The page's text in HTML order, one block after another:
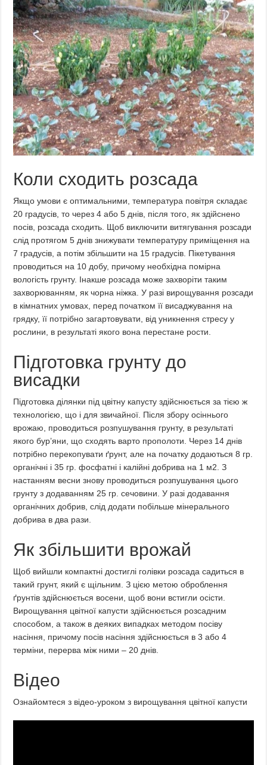
Коли сходить розсада
Якщо умови є оптимальними, температура повітря складає
20 градусів, то через 4 або 5 днів, після того, як здійснено
посів, розсада сходить. Щоб виключити витягування розсади
слід протягом 5 днів знижувати температуру приміщення на
7 градусів, а потім збільшити на 15 градусів. Пікетування
проводиться на 10 добу, причому необхідна помірна
вологість грунту. Інакше розсада може захворіти таким
захворюванням, як чорна ніжка. У разі вирощування розсади
в кімнатних умовах, перед початком її висаджування на
грядку, її потрібно загартовувати, від уникнення стресу у
рослини, в результаті якого вона перестане рости.
Підготовка грунту до
висадки
Підготовка ділянки під цвітну капусту здійснюється за тією ж
технологією, що і для звичайної. Після збору осіннього
врожаю, проводиться розпушування грунту, в результаті
якого бур’яни, що сходять варто прополоти. Через 14 днів
потрібно перекопувати ґрунт, але на початку додаються 8 гр.
органічні і 35 гр. фосфатні і калійні добрива на 1 м2. З
настанням весни знову проводиться розпушування цього
грунту з додаванням 25 гр. сечовини. У разі додавання
органічних добрив, слід додати побільше мінерального
добрива в два рази.
Як збільшити врожай
Щоб вийшли компактні достиглі голівки розсада садиться в
такий грунт, який є щільним. З цією метою оброблення
ґрунтів здійснюється восени, щоб вони встигли осісти.
Вирощування цвітної капусти здійснюється розсадним
способом, а також в деяких випадках методом посіву
насіння, причому посів насіння здійснюється в 3 або 4
терміни, перерва між ними – 20 днів.
Відео
Ознайомтеся з відео-уроком з вирощування цвітної капусти